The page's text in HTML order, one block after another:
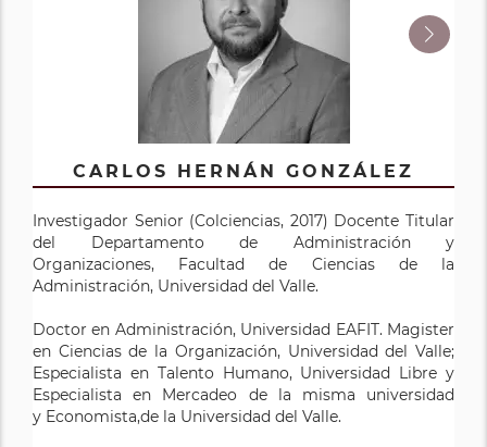
CARLOS HERNÁN GONZÁLEZ
Investigador Senior (Colciencias, 2017) Docente Titular
del Departamento de Administración y
Organizaciones, Facultad de Ciencias de la
Administración, Universidad del Valle.
Doctor en Administración, Universidad EAFIT. Magister
en Ciencias de la Organización, Universidad del Valle;
Especialista en Talento Humano, Universidad Libre y
Especialista en Mercadeo de la misma universidad
y Economista,de la Universidad del Valle.
GUILLERMO MURILLO VARGAS
Investigador Senior (Colciencias, 2017). Coordinador
nacional del Consejo Nacional de Acreditación (CNA).
Docente Titular del Departamento de Administración y
Organizaciones, Facultad de Ciencias de la
Doctor en Administración, Universidad EAFIT, Magister
en Ciencias de la Organización, Universidad del Valle y
Administrador de empresas, de la misma universidad.
MÓNICA GARCÍA SOLARTE
Investigador Senior (Colciencias, 2017) Docente Titular
del Departamento de Administración y
Organizaciones, Facultad de Ciencias de la
Administración, Universidad del Valle.
Doctora en Administración y Dirección de Empresas,
Universidad Politécnica de Cartagena – España. Master
of Management (
Organizational Behavior
), Tulane
University – Estados Unidos. Magíster en
Administración, Universidad del Valle e Ingeniera